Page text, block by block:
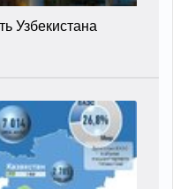
Узбекистана